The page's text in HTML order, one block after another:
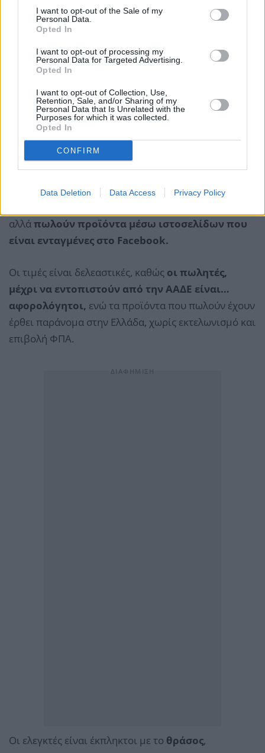
I want to opt-out of the Sale of my
Personal Data.
Opted In
I want to opt-out of processing my
Personal Data for Targeted Advertising.
Opted In
I want to opt-out of Collection, Use,
Retention, Sale, and/or Sharing of my
Personal Data that Is Unrelated with the
Purposes for which it was collected.
Opted In
CONFIRM
Data Deletion Data Access Privacy Policy
Στις περισσότερες περιπτώσεις στήνονται εμπορικές
αλλάπωλούν προϊόντα μέσω ιστοσελίδων που
είναι ενταγμένες στο Facebook.
Οι τιμές είναι δελεαστικές, καθώς οι πωλητές,
μέχρι να εντοπιστούν από την ΑΑΔΕ είναι…
αφορολόγητοι, ενώ τα προϊόντα που πωλούν έχουν
έρθει παράνομα στην Ελλάδα, χωρίς εκτελωνισμό και
επιβολή ΦΠΑ.
Οι ελεγκτές είναι έκπληκτοι με το θράσος,